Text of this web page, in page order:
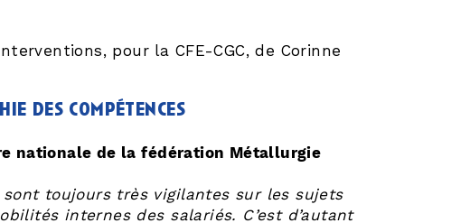
pour la CFE-CGC, de Corinne
des compétences
nationale de la fédération Métallurgie
toujours très vigilantes sur les sujets
internes des salariés. C’est d’autant